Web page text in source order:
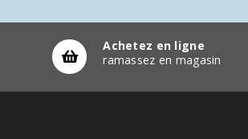
Achetez en ligne
ramassez en magasin